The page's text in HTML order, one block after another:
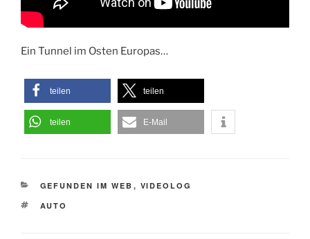
Ein Tunnel im Osten Europas…
teilen teilen
teilen E-Mail
KATEGORIEN
GEFUNDEN IM WEB , VIDEOLOG
SCHLAGWÖRTER
AUTO